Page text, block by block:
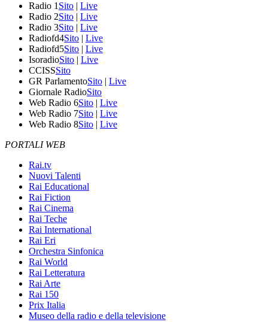
Radio 1 Sito | Live
Radio 2Sito | Live
Radio 3Sito | Live
Radiofd4Sito | Live
Radiofd5Sito | Live
IsoradioSito | Live
CCISSSito
GR ParlamentoSito | Live
Giornale RadioSito
Web Radio 6Sito | Live
Web Radio 7Sito | Live
Web Radio 8Sito | Live
PORTALI WEB
Rai.tv
Nuovi Talenti
Rai Educational
Rai Fiction
Rai Cinema
Rai Teche
Rai International
Rai Eri
Orchestra Sinfonica
Rai World
Rai Letteratura
Rai Arte
Rai 150
Prix Italia
Museo della radio e della televisione